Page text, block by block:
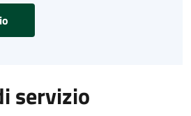
servizio